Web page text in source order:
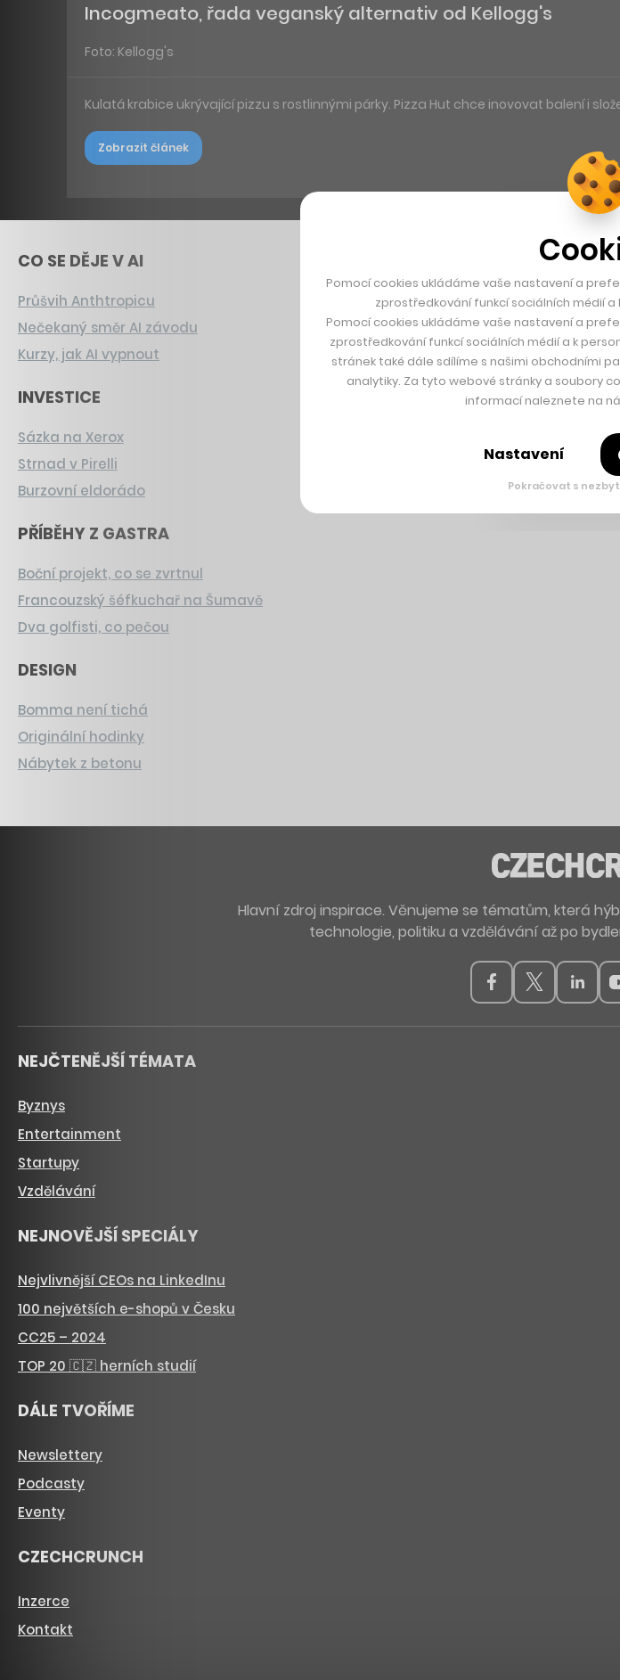
Incogmeato, řada veganský alternativ od Kellogg's
Foto: Kellogg's
Kulatá krabice ukrývající pizzu s rostlinnými párky. Pizza Hut chce inovovat balení i
Zobrazit článek
CO SE DĚJE V AI
Průšvih Anthtropicu
Nečekaný směr AI závodu
Kurzy, jak AI vypnout
INVESTICE
Sázka na Xerox
Strnad v Pirelli
Burzovní eldorádo
PŘÍBĚHY Z GASTRA
Boční projekt, co se zvrtnul
Francouzský šéfkuchař na Šumavě
Dva golfisti, co pečou
DESIGN
Bomma není tichá
Originální hodinky
Nábytek z betonu
Hlavní zdroj inspirace. Věnujeme se tématům, která
technologie, politiku a vzdělávání až po
NEJČTENĚJŠÍ TÉMATA
Byznys
Entertainment
Startupy
Vzdělávání
NEJNOVĚJŠÍ SPECIÁLY
Nejvlivnější CEOs na LinkedInu
100 největších e-shopů v Česku
CC25 – 2024
TOP 20 🇨🇿 herních studií
DÁLE TVOŘÍME
Newslettery
Podcasty
Eventy
CZECHCRUNCH
Inzerce
Kontakt
Pomocí cookies ukládáme vaše nastavení a
zprostředkování funkcí sociálních médií
Pomocí cookies ukládáme vaše nastavení a
zprostředkování funkcí sociálních médií a k
stránek také dále sdílíme s našimi obchodními
analytiky. Za tyto webové stránky a soubory
informací naleznete na
Nastavení
Pokračovat s